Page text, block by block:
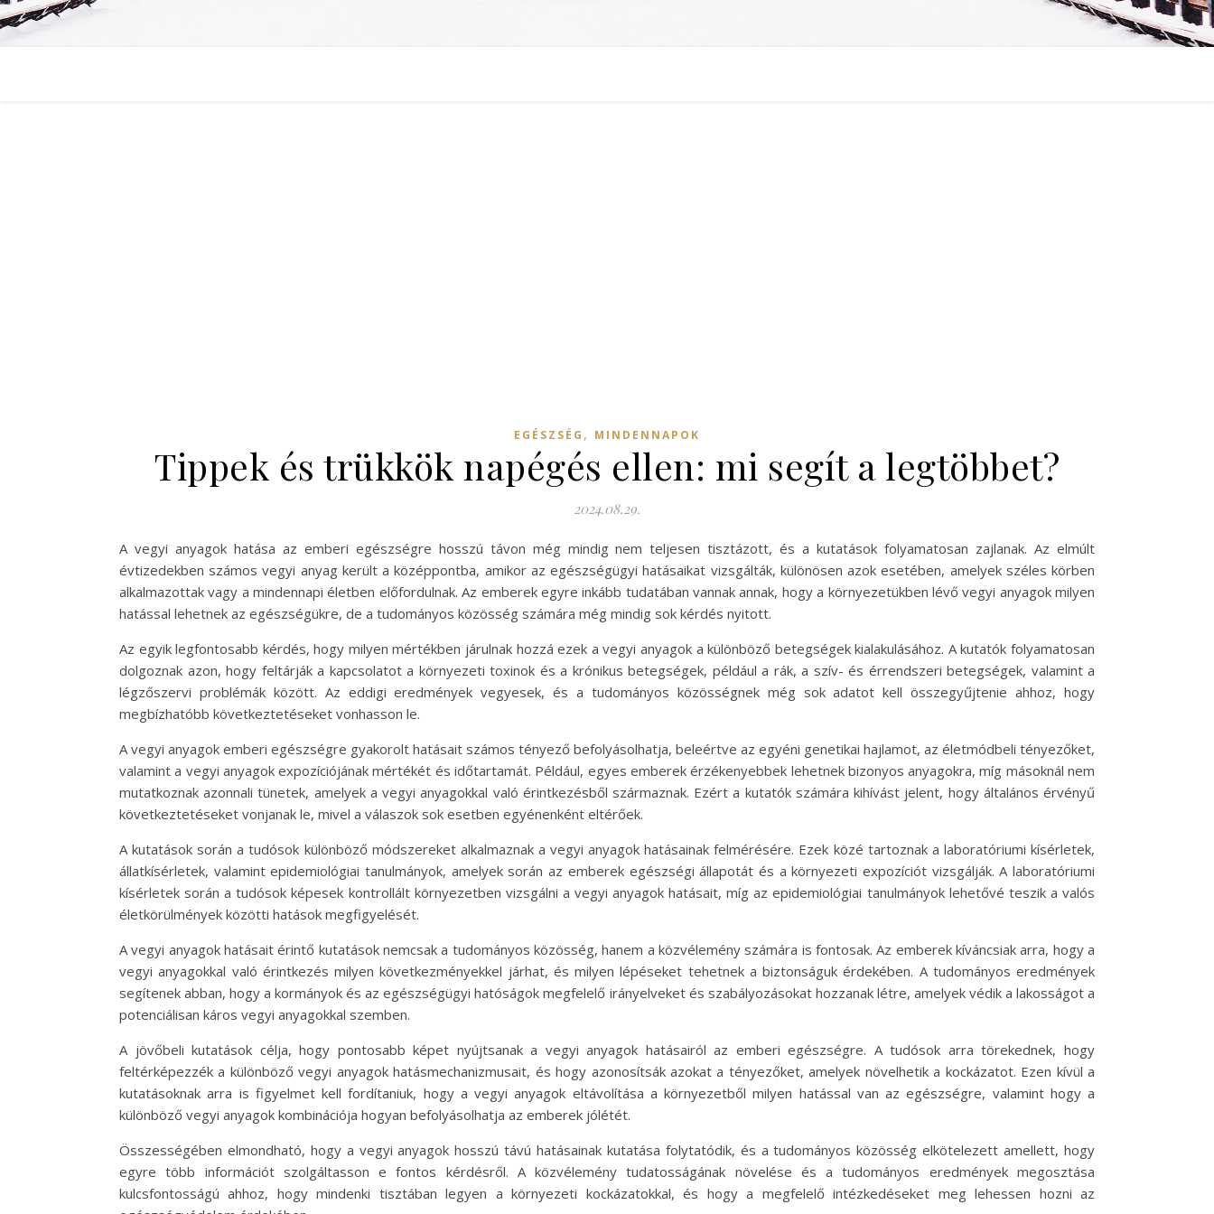
EGÉSZSÉG , MINDENNAPOK
Tippek és trükkök napégés ellen: mi segít a legtöbbet?
2024.08.29.
A vegyi anyagok hatása az emberi egészségre hosszú távon még mindig nem teljesen tisztázott, és a kutatások folyamatosan zajlanak. Az elmúlt
évtizedekben számos vegyi anyag került a középpontba, amikor az egészségügyi hatásaikat vizsgálták, különösen azok esetében, amelyek széles körben
alkalmazottak vagy a mindennapi életben előfordulnak. Az emberek egyre inkább tudatában vannak annak, hogy a környezetükben lévő vegyi anyagok milyen
hatással lehetnek az egészségükre, de a tudományos közösség számára még mindig sok kérdés nyitott.
Az egyik legfontosabb kérdés, hogy milyen mértékben járulnak hozzá ezek a vegyi anyagok a különböző betegségek kialakulásához. A kutatók folyamatosan
dolgoznak azon, hogy feltárják a kapcsolatot a környezeti toxinok és a krónikus betegségek, például a rák, a szív- és érrendszeri betegségek, valamint a
légzőszervi problémák között. Az eddigi eredmények vegyesek, és a tudományos közösségnek még sok adatot kell összegyűjtenie ahhoz, hogy
megbízhatóbb következtetéseket vonhasson le.
A vegyi anyagok emberi egészségre gyakorolt hatásait számos tényező befolyásolhatja, beleértve az egyéni genetikai hajlamot, az életmódbeli tényezőket,
valamint a vegyi anyagok expozíciójának mértékét és időtartamát. Például, egyes emberek érzékenyebbek lehetnek bizonyos anyagokra, míg másoknál nem
mutatkoznak azonnali tünetek, amelyek a vegyi anyagokkal való érintkezésből származnak. Ezért a kutatók számára kihívást jelent, hogy általános érvényű
következtetéseket vonjanak le, mivel a válaszok sok esetben egyénenként eltérőek.
A kutatások során a tudósok különböző módszereket alkalmaznak a vegyi anyagok hatásainak felmérésére. Ezek közé tartoznak a laboratóriumi kísérletek,
állatkísérletek, valamint epidemiológiai tanulmányok, amelyek során az emberek egészségi állapotát és a környezeti expozíciót vizsgálják. A laboratóriumi
kísérletek során a tudósok képesek kontrollált környezetben vizsgálni a vegyi anyagok hatásait, míg az epidemiológiai tanulmányok lehetővé teszik a valós
életkörülmények közötti hatások megfigyelését.
A vegyi anyagok hatásait érintő kutatások nemcsak a tudományos közösség, hanem a közvélemény számára is fontosak. Az emberek kíváncsiak arra, hogy a
vegyi anyagokkal való érintkezés milyen következményekkel járhat, és milyen lépéseket tehetnek a biztonságuk érdekében. A tudományos eredmények
segítenek abban, hogy a kormányok és az egészségügyi hatóságok megfelelő irányelveket és szabályozásokat hozzanak létre, amelyek védik a lakosságot a
potenciálisan káros vegyi anyagokkal szemben.
A jövőbeli kutatások célja, hogy pontosabb képet nyújtsanak a vegyi anyagok hatásairól az emberi egészségre. A tudósok arra törekednek, hogy
feltérképezzék a különböző vegyi anyagok hatásmechanizmusait, és hogy azonosítsák azokat a tényezőket, amelyek növelhetik a kockázatot. Ezen kívül a
kutatásoknak arra is figyelmet kell fordítaniuk, hogy a vegyi anyagok eltávolítása a környezetből milyen hatással van az egészségre, valamint hogy a
különböző vegyi anyagok kombinációja hogyan befolyásolhatja az emberek jólétét.
Összességében elmondható, hogy a vegyi anyagok hosszú távú hatásainak kutatása folytatódik, és a tudományos közösség elkötelezett amellett, hogy
egyre több információt szolgáltasson e fontos kérdésről. A közvélemény tudatosságának növelése és a tudományos eredmények megosztása
kulcsfontosságú ahhoz, hogy mindenki tisztában legyen a környezeti kockázatokkal, és hogy a megfelelő intézkedéseket meg lehessen hozni az